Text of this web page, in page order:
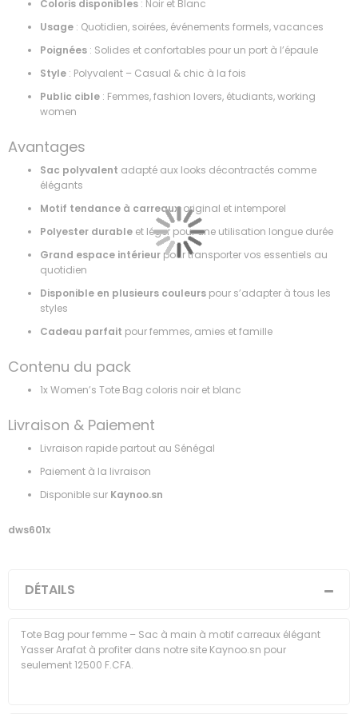
Coloris disponibles : Noir et Blanc
Usage : Quotidien, soirées, événements formels, vacances
Poignées : Solides et confortables pour un port à l’épaule
Style : Polyvalent – Casual & chic à la fois
Public cible : Femmes, fashion lovers, étudiants, working
women
Avantages
Sac polyvalent adapté aux looks décontractés comme
élégants
Motif tendance à carreaux, original et intemporel
Polyester durable et léger pour une utilisation longue durée
Grand espace intérieur pour transporter vos essentiels au
quotidien
Disponible en plusieurs couleurs pour s’adapter à tous les
styles
Cadeau parfait pour femmes, amies et famille
Contenu du pack
1x Women’s Tote Bag coloris noir et blanc
Livraison & Paiement
Livraison rapide partout au Sénégal
Paiement à la livraison
Disponible sur Kaynoo.sn
dws601x
DÉTAILS
Tote Bag pour femme – Sac à main à motif carreaux élégant
Yasser Arafat à profiter dans notre site Kaynoo.sn pour
seulement 12500 F.CFA.